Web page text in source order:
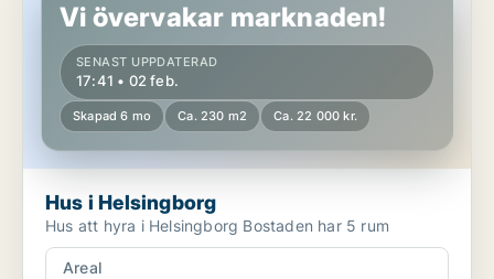
Vi övervakar marknaden!
SENAST UPPDATERAD
17:41 • 02 feb.
Skapad 6 mo Ca. 230 m2 Ca. 22 000 kr.
Hus i Helsingborg
Hus att hyra i Helsingborg Bostaden har 5 rum
Areal